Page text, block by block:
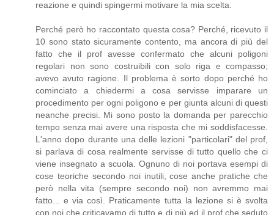
reazione e quindi spingermi motivare la mia scelta.
Perché però ho raccontato questa cosa? Perché, ricevuto il
10 sono stato sicuramente contento, ma ancora di più del
fatto che il prof avesse confermato che alcuni poligoni
regolari non sono costruibili con solo riga e compasso;
avevo avuto ragione. Il problema è sorto dopo perché ho
cominciato a chiedermi a cosa servisse imparare un
procedimento per ogni poligono e per giunta alcuni di questi
neanche precisi. Mi sono posto la domanda per parecchio
tempo senza mai avere una risposta che mi soddisfacesse.
L'anno dopo durante una delle lezioni "particolari" del prof,
si parlava di cosa realmente servisse di tutto quello che ci
viene insegnato a scuola. Ognuno di noi portava esempi di
cose teoriche secondo noi inutili, cose anche pratiche che
però nella vita (sempre secondo noi) non avremmo mai
fatto... e via così. Praticamente tutta la lezione si è svolta
con noi che criticavamo di tutto e di più ed il prof che seduto